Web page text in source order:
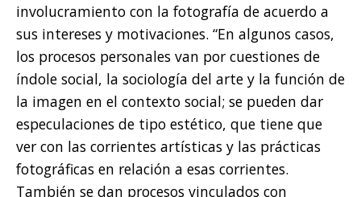
involucramiento con la fotografía de acuerdo a
sus intereses y motivaciones. “En algunos casos,
los procesos personales van por cuestiones de
índole social, la sociología del arte y la función de
la imagen en el contexto social; se pueden dar
especulaciones de tipo estético, que tiene que
ver con las corrientes artísticas y las prácticas
fotográficas en relación a esas corrientes.
También se dan procesos vinculados con